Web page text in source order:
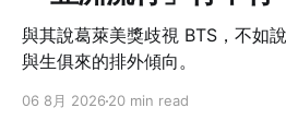
與其說葛萊美獎歧視 BTS，不如
與生俱來的排外傾向。
06 8月 2026 20 min read